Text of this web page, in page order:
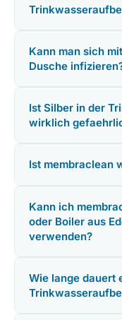
Kann man sich
Dusche
Ist Silber in der
wirklich
Ist membraclean
Kann ich
oder Boiler aus
verwenden?
Wie lange dauert